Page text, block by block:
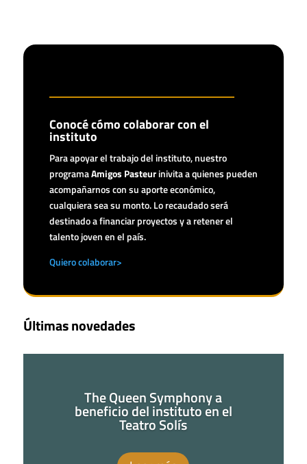
Conocé cómo colaborar con el
instituto
Para apoyar el trabajo del instituto, nuestro
programaAmigos Pasteur inivita a quienes pueden
acompañarnos con su aporte económico,
cualquiera sea su monto. Lo recaudado será
destinado a financiar proyectos y a retener el
talento joven en el país.
Quiero colaborar>
Últimas novedades
The Queen Symphony a
beneficio del instituto en el
Teatro Solís